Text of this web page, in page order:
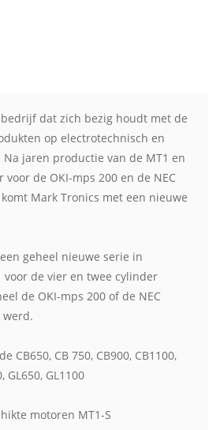
dat zich bezig houdt met de
op electrotechnisch en
jaren productie van de MT1 en
voor de OKI-mps 200 en de NEC
Mark Tronics met een nieuwe
geheel nieuwe serie in
de vier en twee cylinder
de OKI-mps 200 of de NEC
CB650, CB 750, CB900, CB1100,
GL650, GL1100
motoren MT1-S